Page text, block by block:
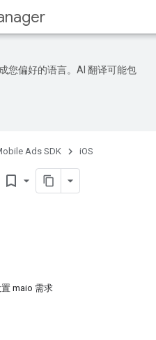
您偏好的语言。AI 翻译可能包
Ads SDK iOS
bookmark_border
maio 需求